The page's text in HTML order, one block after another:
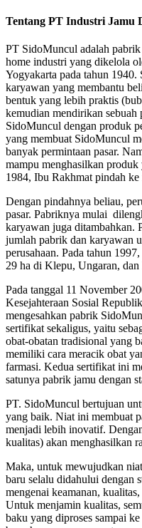
Tentang PT Industri Jamu
PT SidoMuncul adalah
home industri yang dikelola
Yogyakarta pada tahun
karyawan yang membantu
bentuk yang lebih praktis
kemudian mendirikan sebuah
SidoMuncul dengan produk
yang membuat SidoMuncul
banyak permintaan pasar.
mampu menghasilkan
1984, Ibu Rakhmat pindah
Dengan pindahnya beliau,
pasar. Pabriknya mulai
karyawan juga ditambahkan.
jumlah pabrik dan karyawan
perusahaan. Pada tahun
29 ha di Klepu, Ungaran, dan
Pada tanggal 11 November
Kesejahteraan Sosial
mengesahkan pabrik
sertifikat sekaligus, yaitu
obat-obatan tradisional yang
memiliki cara meracik obat
farmasi. Kedua sertifikat ini
satunya pabrik jamu dengan
PT. SidoMuncul bertujuan
yang baik. Niat ini membuat
menjadi lebih inovatif.
kualitas) akan menghasilkan
Maka, untuk mewujudkan
baru selalu didahului dengan
mengenai keamanan,
Untuk menjamin kualitas,
baku yang diproses sampai